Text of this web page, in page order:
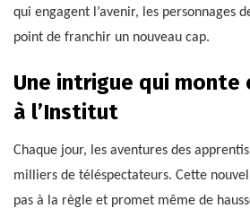
qui engagent l’avenir, les personnages
point de franchir un nouveau cap.
Une intrigue qui monte
à l’Institut
Chaque jour, les aventures des
milliers de téléspectateurs. Cette
pas à la règle et promet même de